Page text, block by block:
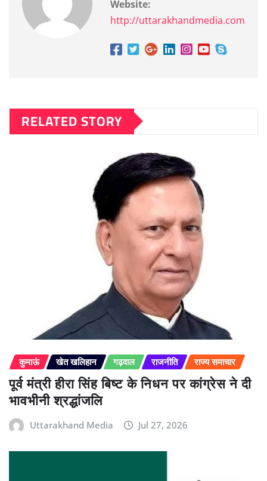
Website:
http://uttarakhandmedia.com
RELATED STORY
कुमाऊं खेत खलिहान गढ़वाल राजनीति राज्य समाचार
पूर्व मंत्री हीरा सिंह बिष्ट के निधन पर कांग्रेस ने दी
भावभीनी श्रद्धांजलि
Uttarakhand Media Jul 27, 2026